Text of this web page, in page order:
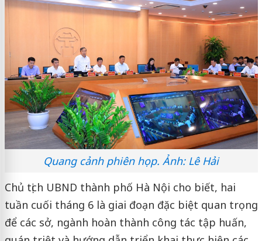
Quang cảnh phiên họp. Ảnh: Lê Hải
Chủ tịch UBND thành phố Hà Nội cho biết, hai
tuần cuối tháng 6 là giai đoạn đặc biệt quan trọng
để các sở, ngành hoàn thành công tác tập huấn,